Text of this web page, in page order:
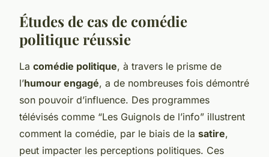
Études de cas de comédie
politique réussie
La comédie politique, à travers le prisme de
l’humour engagé, a de nombreuses fois démontré
son pouvoir d’influence. Des programmes
télévisés comme “Les Guignols de l’info” illustrent
comment la comédie, par le biais de la satire,
peut impacter les perceptions politiques. Ces